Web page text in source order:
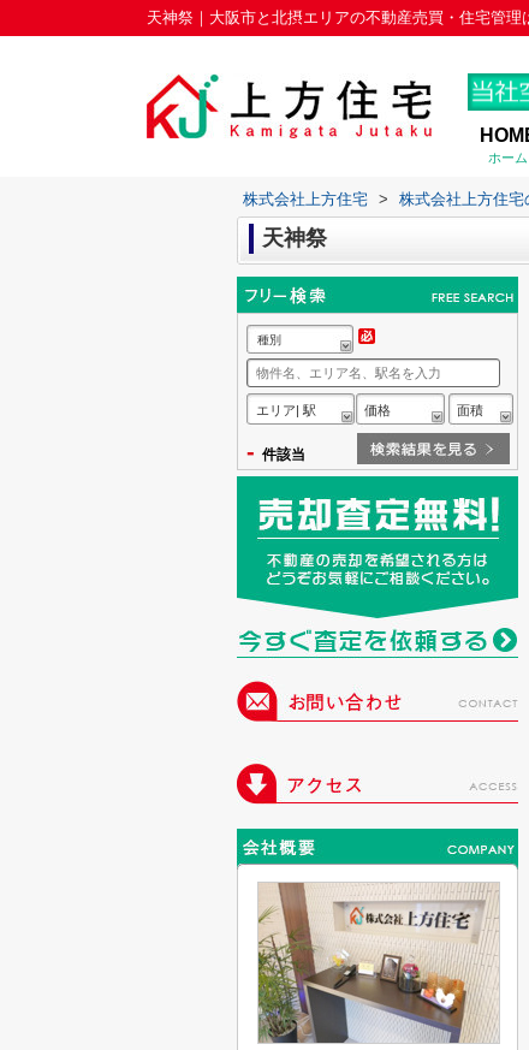
天神祭｜大阪市と北摂エリアの不動産売買・住宅管理
ホーム
株式会社上方住宅 > 株式会社上方住
天神祭
種別
エリア| 駅 価格 面積
- 件該当